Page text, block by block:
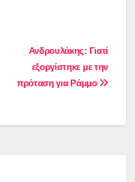
Ανδρουλάκης: Γιατί
εξοργίστηκε με την
πρόταση για Ράμμο